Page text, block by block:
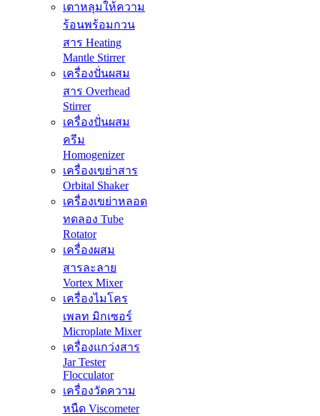
เตาหลุมให้ความ
ร้อนพร้อมกวน
สาร Heating
Mantle Stirrer
เครื่องปั่นผสม
สาร Overhead
Stirrer
เครื่องปั่นผสม
ครีม
Homogenizer
เครื่องเขย่าสาร
Orbital Shaker
เครื่องเขย่าหลอด
ทดลอง Tube
Rotator
เครื่องผสม
สารละลาย
Vortex Mixer
เครื่องไมโคร
เพลท มิกเซอร์
Microplate Mixer
เครื่องแกว่งสาร
Jar Tester
Flocculator
เครื่องวัดความ
หนืด Viscometer